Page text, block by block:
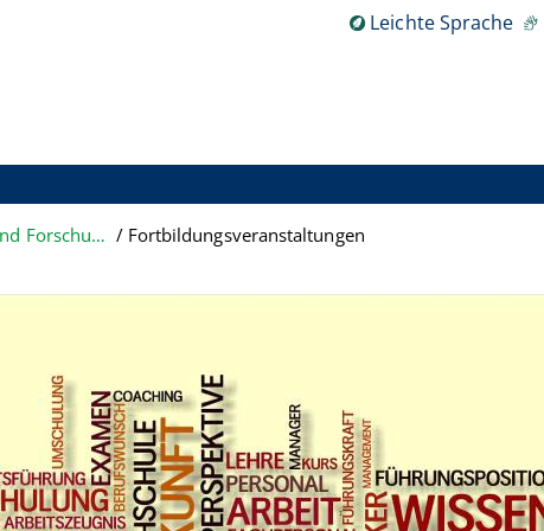
Leichte Sprache
Dokumentations- und Forschungsstelle Fortbildungsveranstaltungen